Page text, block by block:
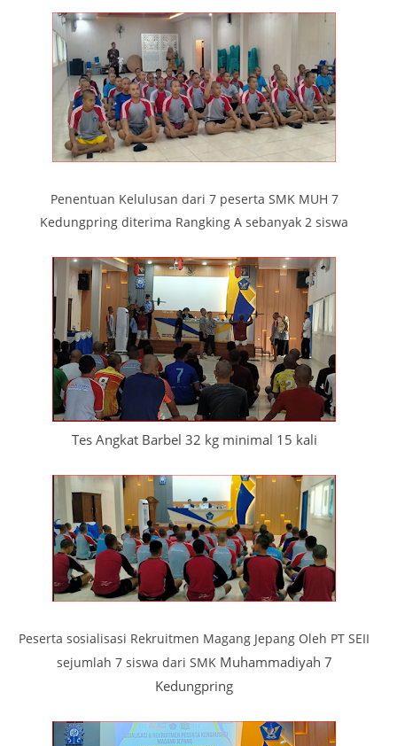
Penentuan Kelulusan dari 7 peserta SMK MUH 7
Kedungpring diterima Rangking A sebanyak 2 siswa
Tes Angkat Barbel 32 kg minimal 15 kali
Peserta sosialisasi Rekruitmen Magang Jepang Oleh PT SEII
sejumlah 7 siswa dari SMK Muhammadiyah 7
Kedungpring